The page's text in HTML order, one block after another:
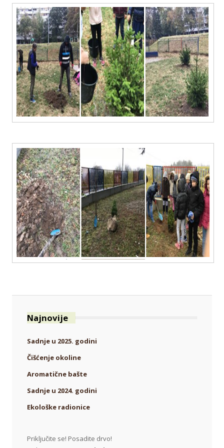
Najnovije
Sadnje u 2025. godini
Čišćenje okoline
Aromatične bašte
Sadnje u 2024. godini
Ekološke radionice
Priključite se! Posadite drvo!